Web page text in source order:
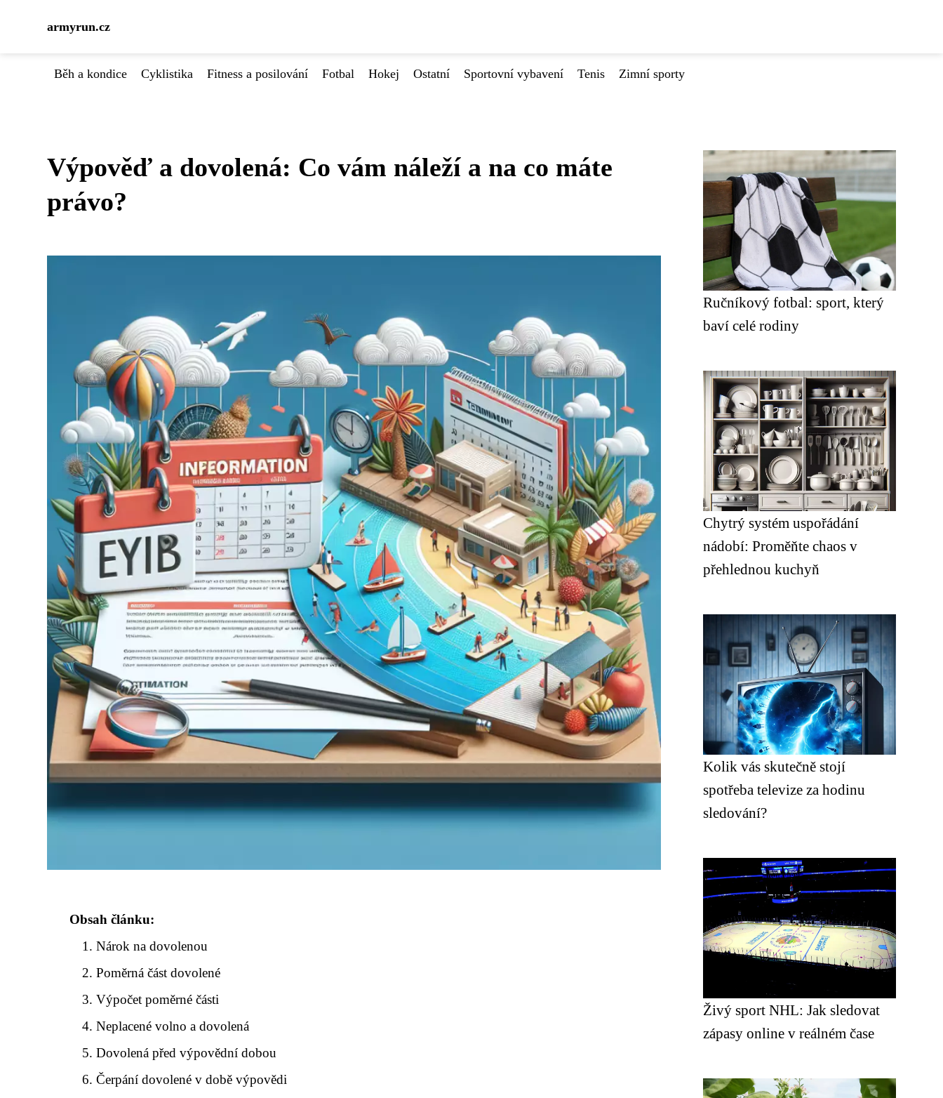
armyrun.cz
Běh a kondice Cyklistika Fitness a posilování Fotbal Hokej Ostatní Sportovní vybavení Tenis Zimní sporty
Výpověď a dovolená: Co vám náleží a na co máte
právo?
Obsah článku:
Nárok na dovolenou
Poměrná část dovolené
Výpočet poměrné části
Neplacené volno a dovolená
Dovolená před výpovědní dobou
Čerpání dovolené v době výpovědi
Ručníkový fotbal: sport, který
baví celé rodiny
Chytrý systém uspořádání
nádobí: Proměňte chaos v
přehlednou kuchyň
Kolik vás skutečně stojí
spotřeba televize za hodinu
sledování?
Živý sport NHL: Jak sledovat
zápasy online v reálném čase